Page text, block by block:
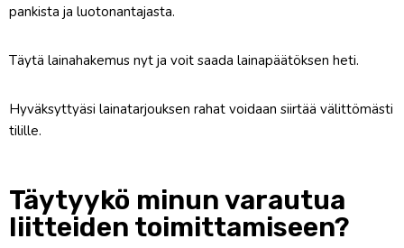
pankista ja luotonantajasta.
Täytä lainahakemus nyt ja voit saada lainapäätöksen heti.
Hyväksyttyäsi lainatarjouksen rahat voidaan siirtää välittömästi
tilille.
Täytyykö minun varautua
liitteiden toimittamiseen?